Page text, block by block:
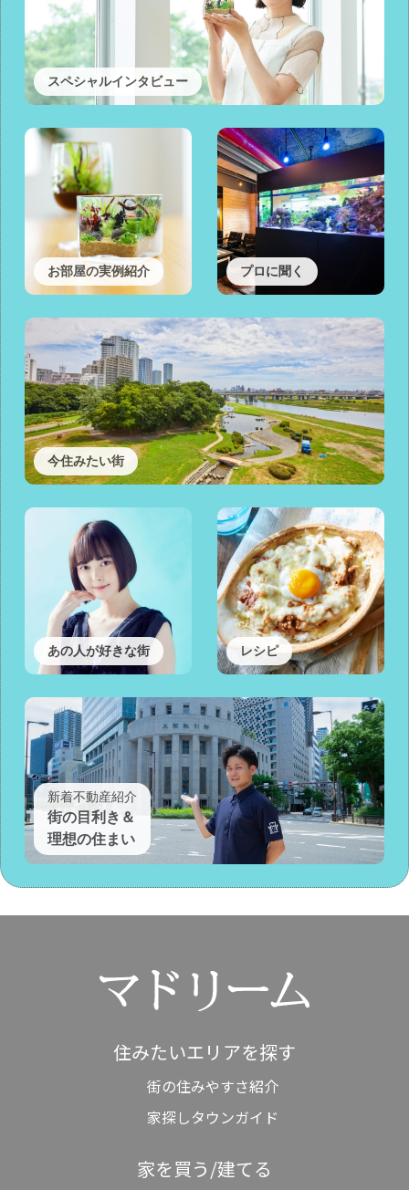
スペシャルインタビュー
お部屋の実例紹介 プロに聞く
今住みたい街
あの人が好きな街 レシピ
新着不動産紹介
街の目利き＆
理想の住まい
住みたいエリアを探す
街の住みやすさ紹介
家探しタウンガイド
家を買う/建てる